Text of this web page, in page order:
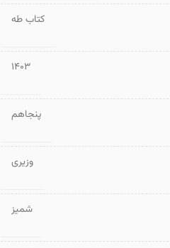
کتاب طه
1403
پنجاهم
وزیری
شمیز